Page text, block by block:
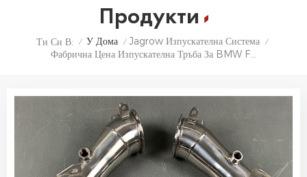
Продукти
Ти Си В: / У Дома / Jagrow Изпускателна Система /